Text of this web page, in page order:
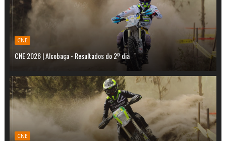
CNE
CNE 2026 | Alcobaça - Resultados do 2º dia
CNE